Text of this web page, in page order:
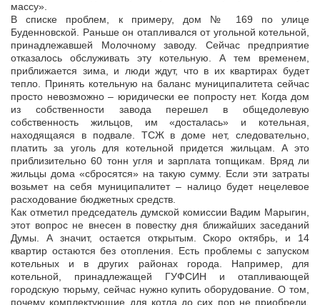
массу».
В списке проблем, к примеру, дом № 169 по улице
Буденновской. Раньше он отапливался от угольной котельной,
принадлежавшей Молочному заводу. Сейчас предприятие
отказалось обслуживать эту котельную. А тем временем,
приближается зима, и люди ждут, что в их квартирах будет
тепло. Принять котельную на баланс муниципалитета сейчас
просто невозможно – юридически ее попросту нет. Когда дом
из собственности завода перешел в общедолевую
собственность жильцов, им «досталась» и котельная,
находящаяся в подвале. ТСЖ в доме нет, следовательно,
платить за уголь для котельной придется жильцам. А это
приблизительно 60 тонн угля и зарплата топщикам. Вряд ли
жильцы дома «сбросятся» на такую сумму. Если эти затраты
возьмет на себя муниципалитет – налицо будет нецелевое
расходование бюджетных средств.
Как отметил председатель думской комиссии Вадим Марыгин,
этот вопрос не внесен в повестку дня ближайших заседаний
Думы. А значит, остается открытым. Скоро октябрь, и 14
квартир остаются без отопления. Есть проблемы с запуском
котельных и в других районах города. Например, для
котельной, принадлежащей ГУФСИН и отапливающей
городскую тюрьму, сейчас нужно купить оборудование. О том,
почему комплектующие для котла до сих пор не приобрели,